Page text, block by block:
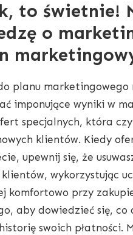
to świetnie!
o
planu marketingowego
imponujące wyniki w
specjalnych, która
klientów. Kiedy
upewnij się, że
wykorzystując
komfortowo przy
aby dowiedzieć się, co
swoich płatności.